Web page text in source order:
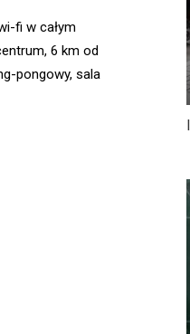
fi w całym
6 km od
pongowy, sala